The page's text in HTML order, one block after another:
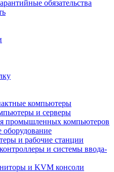
обязательства
компьютеры
и серверы
промышленных компьютеров
и рабочие станции
и системы ввода-
и KVM консоли